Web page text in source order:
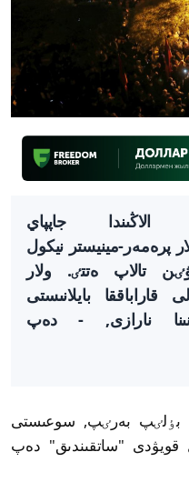
الاڭىندا جاپپاي
پرەمەر-مينيستر نيكول
تالاپ ەتتٸ. ولار
بايلانىستى
نارازى, - دەپ
بٶلٸپ بەرٸپ, سوعىستى
قويۋدى "ساتقىندىق" دەپ